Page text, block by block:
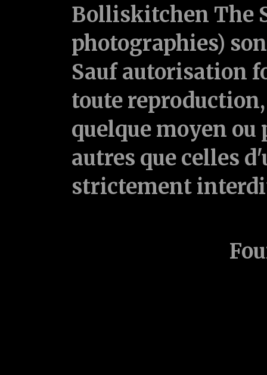
Bolliskitchen The
photographies)
Sauf autorisation
toute
quelque moyen ou
autres que celles
strictement